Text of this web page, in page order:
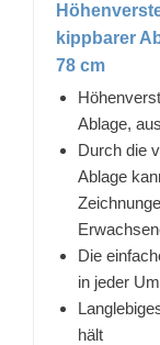
kippbarer
78 cm
Ablage,
Durch die
Ablage
Die
in jeder
hält